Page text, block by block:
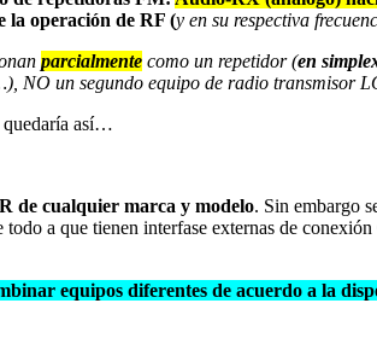
la operación de RF (y en su respectiva
parcialmente como un repetidor (en
NO un segundo equipo de radio transmisor
quedaría así…
de cualquier marca y modelo. Sin embargo
a que tienen interfase externas de
equipos diferentes de acuerdo a la